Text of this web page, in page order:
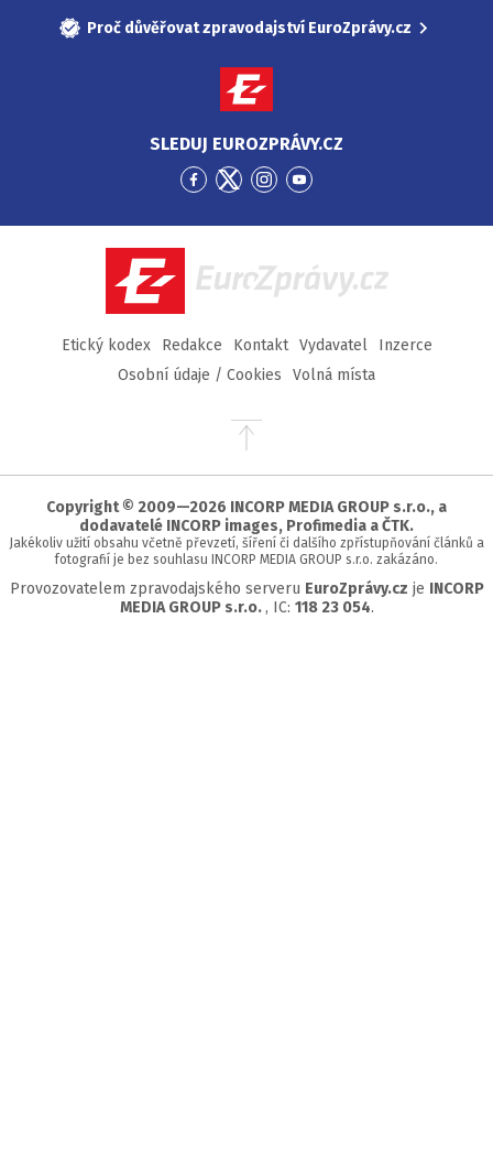
Proč důvěřovat zpravodajství EuroZprávy.cz
SLEDUJ EUROZPRÁVY.CZ
Přejít
Facebook
Přejít
Twitter
Přejít
Instagram
Přejít
YouTube
EuroZprávy.cz
Etický kodex Redakce Kontakt Vydavatel
Inzerce
Osobní údaje / Cookies
Volná místa
Přejít
stránky
Copyright © 2009—2026 INCORP MEDIA GROUP s.r.o., a
dodavatelé INCORP images, Profimedia a ČTK.
Jakékoliv užití obsahu včetně převzetí, šíření či dalšího zpřístupňování článků a
fotografií je bez souhlasu INCORP MEDIA GROUP s.r.o. zakázáno.
Provozovatelem zpravodajského serveru EuroZprávy.cz je INCORP
MEDIA GROUP s.r.o., IC: 118 23 054.